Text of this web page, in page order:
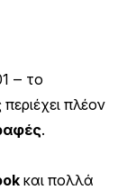
‒ το
πλέον
.
και πολλά